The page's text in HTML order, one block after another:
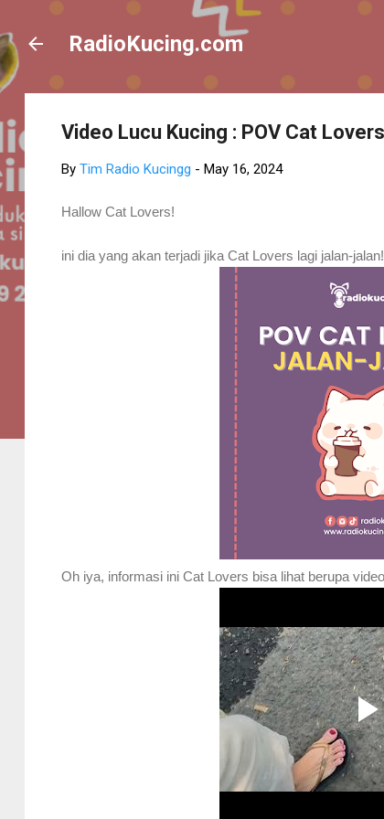
RadioKucing.com
Video Lucu Kucing : POV Cat
By Tim Radio Kucingg - May 16, 2024
Hallow Cat Lovers!
ini dia yang akan terjadi jika Cat Lovers lagi jalan-
Oh iya, informasi ini Cat Lovers bisa lihat berupa